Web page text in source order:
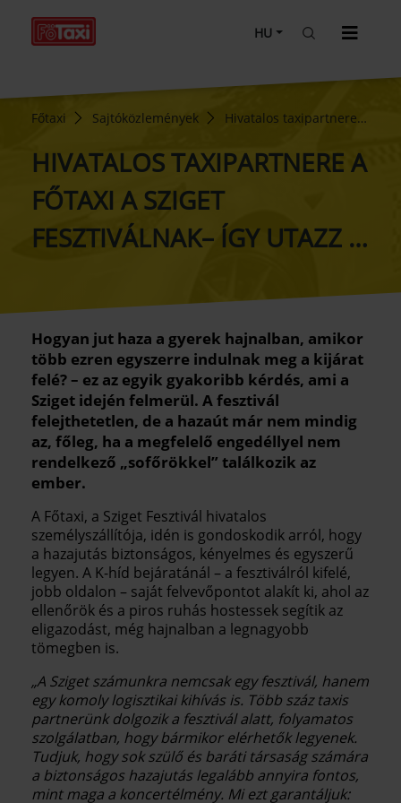
HU
Főtaxi Sajtóközlemények
Hivatalos taxipartnere a
HIVATALOS TAXIPARTNERE A
FŐTAXI A SZIGET
FESZTIVÁLNAK– ÍGY UTAZZ A
Hogyan jut haza a gyerek hajnalban, amikor
több ezren egyszerre indulnak meg a kijárat
felé? – ez az egyik gyakoribb kérdés, ami a
Sziget idején felmerül. A fesztivál
felejthetetlen, de a hazaút már nem mindig
az, főleg, ha a megfelelő engedéllyel nem
rendelkező „sofőrökkel” találkozik az
ember.
A Főtaxi, a Sziget Fesztivál hivatalos
személyszállítója, idén is gondoskodik arról, hogy
a hazajutás biztonságos, kényelmes és egyszerű
legyen. A K-híd bejáratánál – a fesztiválról kifelé,
jobb oldalon – saját felvevőpontot alakít ki, ahol az
ellenőrök és a piros ruhás hostessek segítik az
eligazodást, még hajnalban a legnagyobb
tömegben is.
„A Sziget számunkra nemcsak egy fesztivál, hanem
egy komoly logisztikai kihívás is. Több száz taxis
partnerünk dolgozik a fesztivál alatt, folyamatos
szolgálatban, hogy bármikor elérhetők legyenek.
Tudjuk, hogy sok szülő és baráti társaság számára
a biztonságos hazajutás legalább annyira fontos,
mint maga a koncertélmény. Mi ezt garantáljuk: